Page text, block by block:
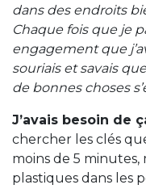
dans des endroits
Chaque fois que je
engagement que
souriais et savais
de bonnes choses
J’avais besoin de
chercher les clés
moins de 5
plastiques dans les